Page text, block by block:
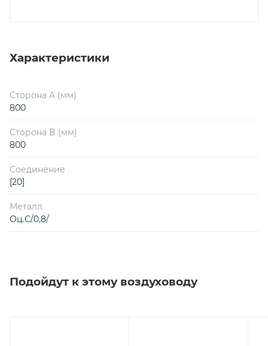
Характеристики
Сторона А (мм)
800
Сторона B (мм)
800
Соединение
[20]
Металл
Оц.С/0,8/
Подойдут к этому воздуховоду